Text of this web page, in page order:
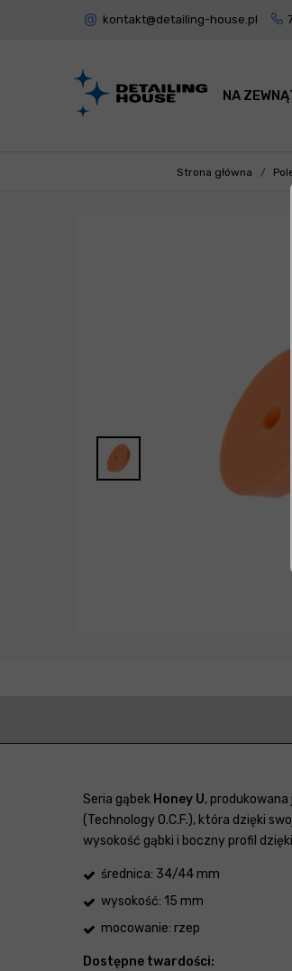
kontakt@detailing-house.pl
NA
Strona główna
Seria gąbek Honey U,
(Technology O.C.F.), która dzięki
wysokość gąbki i boczny profil
średnica: 34/44 mm
wysokość: 15 mm
mocowanie: rzep
Dostępne twardości: